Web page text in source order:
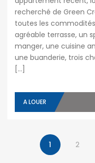
recherché de Green
toutes les
agréable terrasse, un
manger, une cuisine
une buanderie, trois
[…]
A LOUER
1 2